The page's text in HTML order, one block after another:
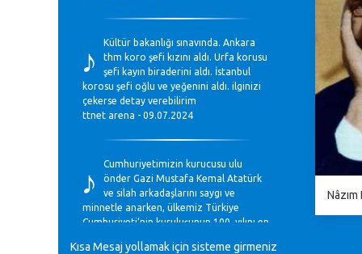
♪
Kültür bakanlığı sınavında. Ankara
thm koro şefi kızını aldı. Urfa korusu
şefi kayın biraderini aldı. İstanbul
korosu şefi oğlu ve yeğenini aldı. ilginizi
çekerse detay verebilirim
ttnet arena - 09.07.2024
♪
Cumhuriyetimizin kurucusu ulu
önder Gazi Mustafa Kemal Atatürk
ve silah arkadaşlarını saygı ve
minnetle anarken, ülkemiz Türkiye
Cumhuriyeti’nin kuruluşunun 100. yılını en
Mavi Nota - 28.10.2023
Kısa Mesaj yollamak için sisteme girmeniz
Nâzım